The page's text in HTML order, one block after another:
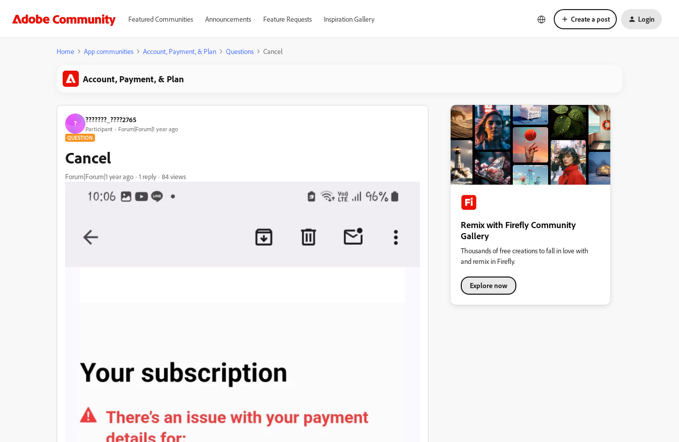
Featured Communities Announcements Feature Requests Inspiration Gallery Create a post Login
Home App communities Account, Payment, & Plan Questions Cancel
Account, Payment, & Plan
? ???????_????2765
Participant Forum|Forum|1 year ago
QUESTION
Cancel
Forum|Forum|1 year ago 1 reply 84 views
Remix with Firefly Community
Gallery
Thousands of free creations to fall in love with
and remix in Firefly.
Explore now